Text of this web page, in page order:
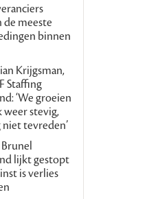
de meeste
binnen
Krijgsman,
Staffing
‘We groeien
stevig,
tevreden’
lijkt gestopt
is verlies